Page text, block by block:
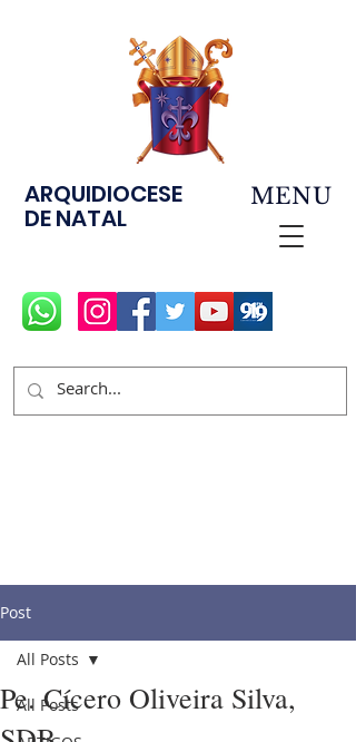
ARQUIDIOCESE
DE NATAL
MENU
Post
All Posts
All Posts
Pe. Cícero Oliveira Silva,